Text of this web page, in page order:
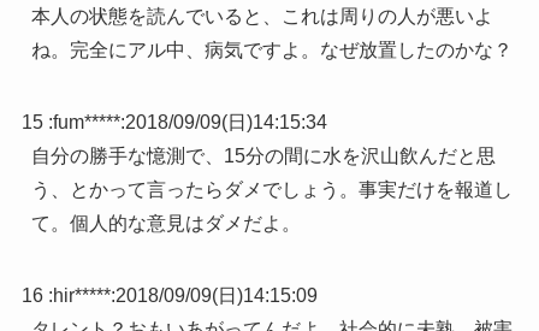
本人の状態を読んでいると、これは周りの人が悪いよ
ね。完全にアル中、病気ですよ。なぜ放置したのかな？
15 :fum*****:2018/09/09(日)14:15:34
自分の勝手な憶測で、15分の間に水を沢山飲んだと思
う、とかって言ったらダメでしょう。事実だけを報道し
て。個人的な意見はダメだよ。
16 :hir*****:2018/09/09(日)14:15:09